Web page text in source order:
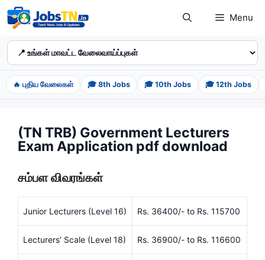
Skip
to
content
Menu
🔥 புதிய வேலைகள் 🎓 8th Jobs 🎓 10th Jobs 🎓 12th Jobs
(TN TRB) Government Lecturers
Exam Application pdf download
சம்பள விவரங்கள்
Junior Lecturers (Level 16) Rs. 36400/- to Rs. 115700
Lecturers’ Scale (Level 18) Rs. 36900/- to Rs. 116600